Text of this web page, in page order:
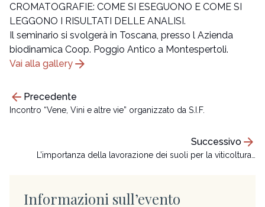
CROMATOGRAFIE: COME SI ESEGUONO E COME SI
LEGGONO I RISULTATI DELLE ANALISI.
Il seminario si svolgerà in Toscana, presso l Azienda
biodinamica Coop. Poggio Antico a Montespertoli.
Vai alla gallery arrow_forward
arrow_back Precedente
Incontro “Vene, Vini e altre vie” organizzato da S.I.F.
Successivoarrow_forward
L’importanza della lavorazione dei suoli per la viticoltura…
Informazioni sull’evento